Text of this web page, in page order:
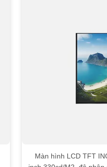
Màn hình LCD TFT